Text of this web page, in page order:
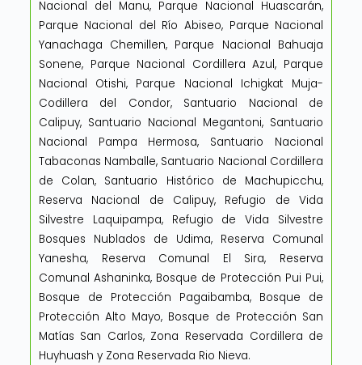
Nacional del Manu, Parque Nacional Huascarán,
Parque Nacional del Río Abiseo, Parque Nacional
Yanachaga Chemillen, Parque Nacional Bahuaja
Sonene, Parque Nacional Cordillera Azul, Parque
Nacional Otishi, Parque Nacional Ichigkat Muja-
Codillera del Condor, Santuario Nacional de
Calipuy, Santuario Nacional Megantoni, Santuario
Nacional Pampa Hermosa, Santuario Nacional
Tabaconas Namballe, Santuario Nacional Cordillera
de Colan, Santuario Histórico de Machupicchu,
Reserva Nacional de Calipuy, Refugio de Vida
Silvestre Laquipampa, Refugio de Vida Silvestre
Bosques Nublados de Udima, Reserva Comunal
Yanesha, Reserva Comunal El Sira, Reserva
Comunal Ashaninka, Bosque de Protección Pui Pui,
Bosque de Protección Pagaibamba, Bosque de
Protección Alto Mayo, Bosque de Protección San
Matías San Carlos, Zona Reservada Cordillera de
Huyhuash y Zona Reservada Rio Nieva.